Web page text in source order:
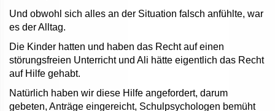
Und obwohl sich alles an der Situation falsch anfühlte, war
es der Alltag.
Die Kinder hatten und haben das Recht auf einen
störungsfreien Unterricht und Ali hätte eigentlich das Recht
auf Hilfe gehabt.
Natürlich haben wir diese Hilfe angefordert, darum
gebeten, Anträge eingereicht, Schulpsychologen bemüht